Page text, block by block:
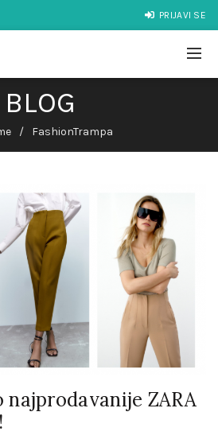
PRIJAVI SE
BLOG
FashionTrampa
ZARA